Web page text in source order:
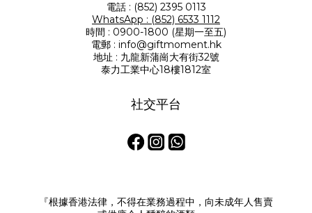
電話 : (852) 2395 0113
WhatsApp : (852) 6533 1112
時間 : 0900-1800 (星期一至五)
電郵 : info@giftmoment.hk
地址 : 九龍新蒲崗大有街32號
泰力工業中心18樓1812室
社交平台
『根據香港法律，不得在業務過程中，向未成年人售賣